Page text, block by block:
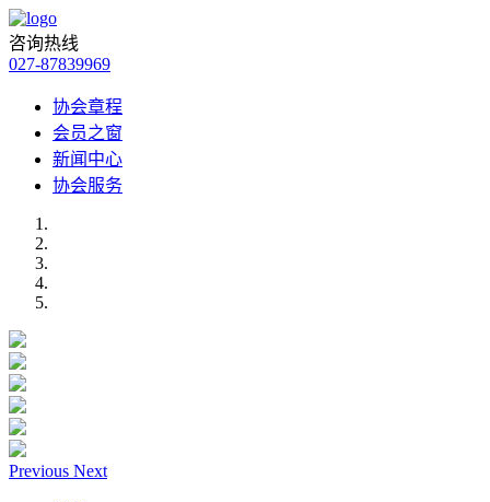
咨询热线
027-87839969
协会章程
会员之窗
新闻中心
协会服务
Previous Next